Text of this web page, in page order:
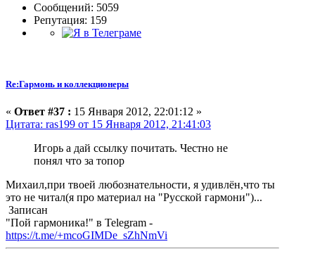
Сообщений: 5059
Репутация: 159
Re:Гармонь и коллекционеры
« Ответ #37 : 15 Января 2012, 22:01:12 »
Цитата: ras199 от 15 Января 2012, 21:41:03
Игорь а дай ссылку почитать. Честно не
понял что за топор
Михаил,при твоей любознательности, я удивлён,что ты
это не читал(я про материал на "Русской гармони")...
Записан
"Пой гармоника!" в Telegram -
https://t.me/+mcoGIMDe_sZhNmVi